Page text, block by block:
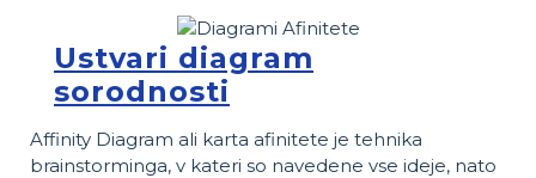
Ustvari diagram
sorodnosti
Affinity Diagram ali karta afinitete je tehnika
brainstorminga, v kateri so navedene vse ideje, nato